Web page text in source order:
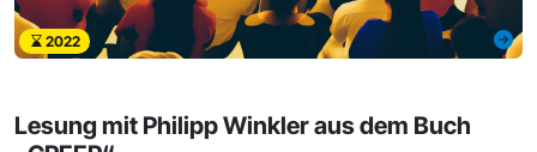
2022
Lesung mit Philipp Winkler aus dem Buch